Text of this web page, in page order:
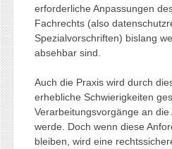
erforderliche Anpassungen
Fachrechts (also
Spezialvorschriften) bislang
absehbar sind.
Auch die Praxis wird durch
erhebliche Schwierigkeiten
Verarbeitungsvorgänge an
werde. Doch wenn diese
bleiben, wird eine